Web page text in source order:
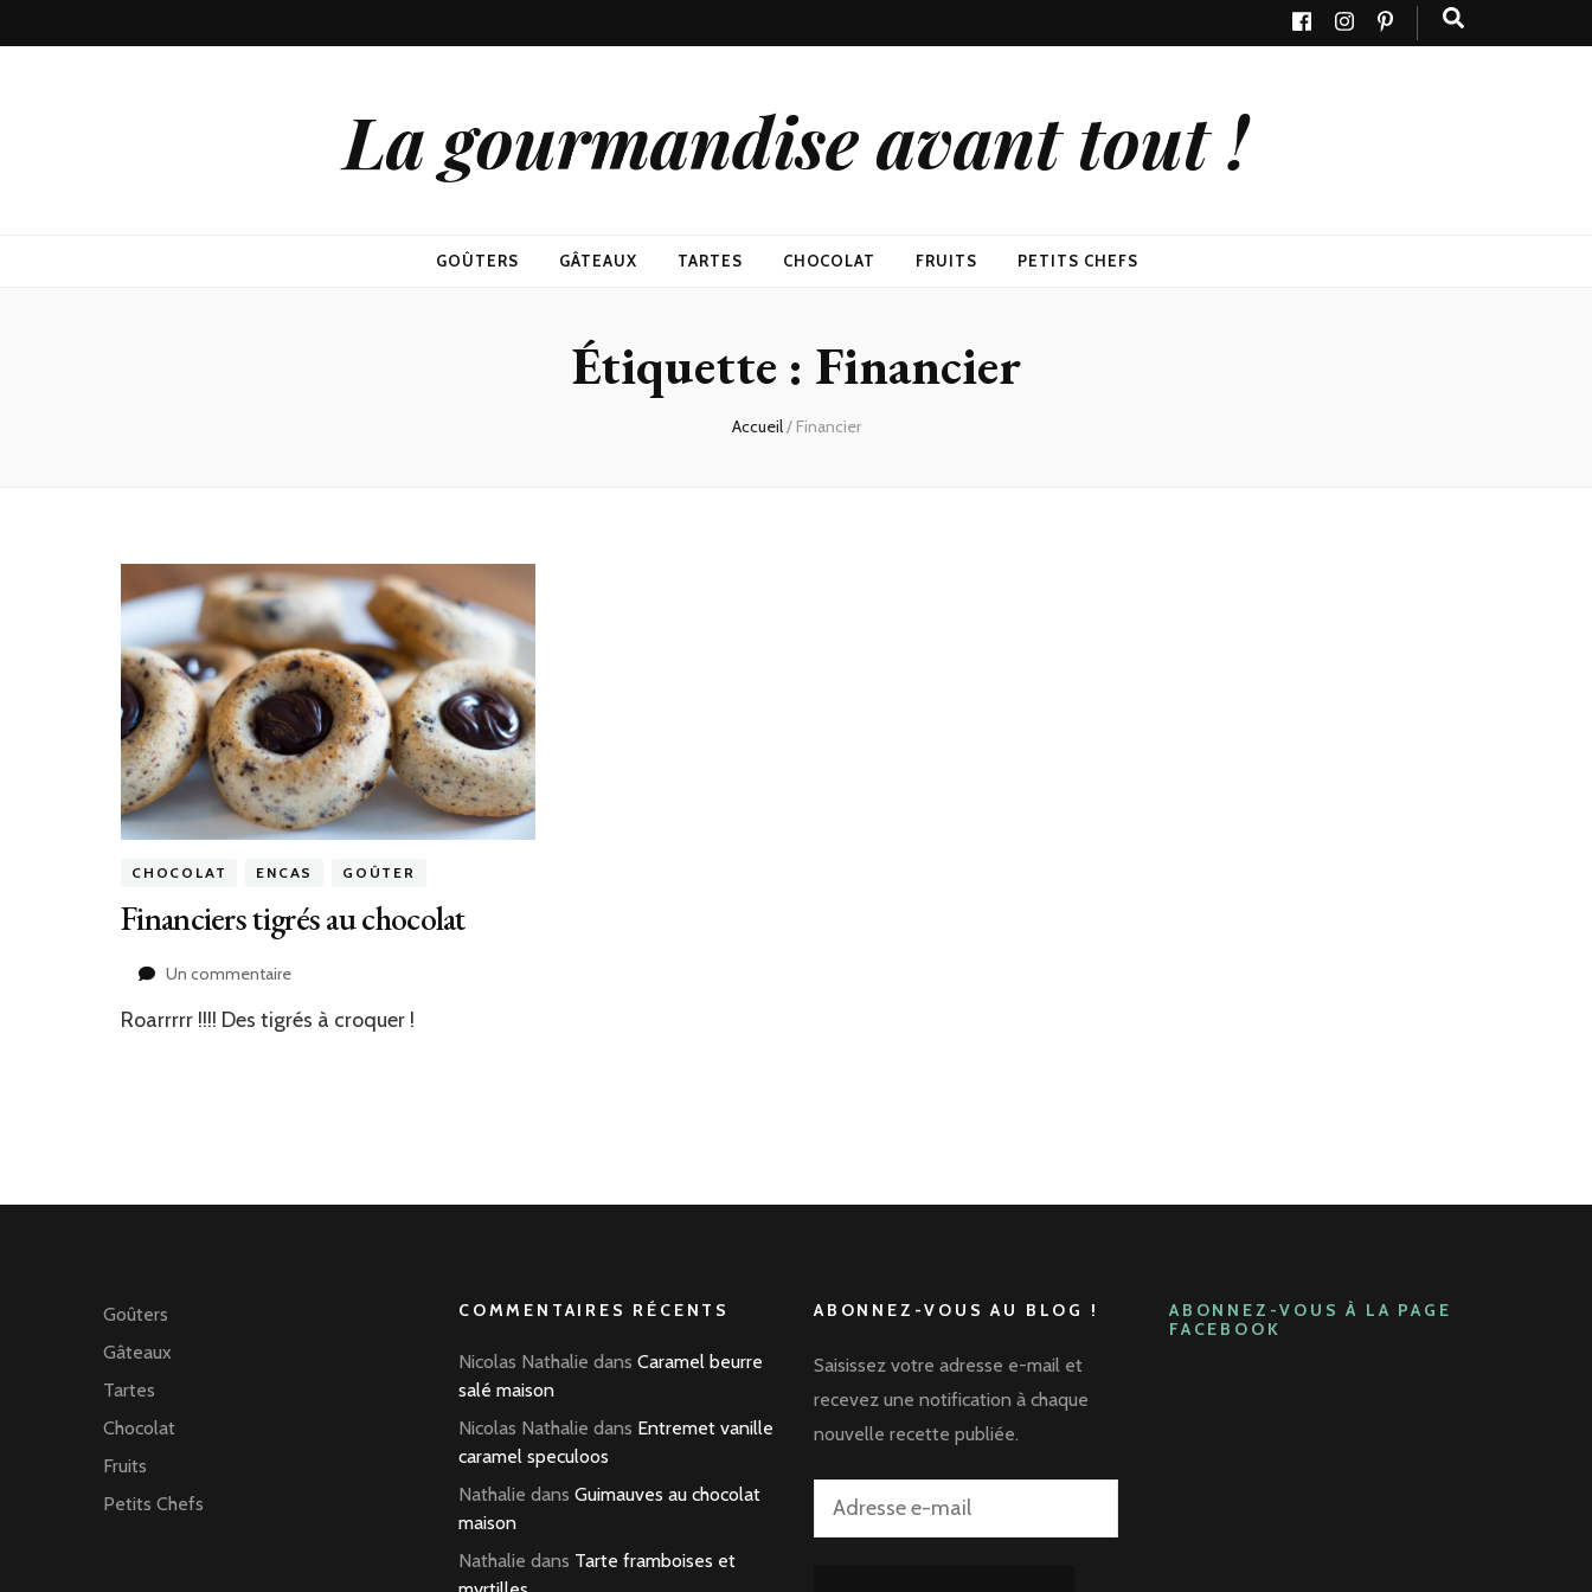
La gourmandise avant tout !
GOÛTERS GÂTEAUX TARTES CHOCOLAT FRUITS PETITS CHEFS
Étiquette : Financier
Accueil/ Financier
CHOCOLAT ENCAS GOÛTER
Financiers tigrés au chocolat
Un commentairesur
tigrés
Roarrrrr !!!! Des tigrés à croquer !
Goûters
Gâteaux
Tartes
Chocolat
Fruits
Petits Chefs
COMMENTAIRES RÉCENTS
Nicolas Nathalie dans Caramel beurre
salé maison
Nicolas Nathalie dans Entremet vanille
caramel speculoos
Nathalie dans Guimauves au chocolat
maison
Nathalie dans Tarte framboises et
ABONNEZ-VOUS AU BLOG !
Saisissez votre adresse e-mail et
recevez une notification à chaque
nouvelle recette publiée.
Adresse
ABONNEZ-VOUS À LA PAGE
FACEBOOK